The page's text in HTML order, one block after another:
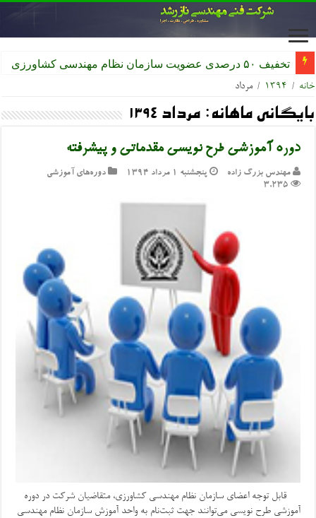
تخفیف ۵۰ درصدی عضویت سازمان نظام مهندسی کشاورزی
خانه / ۱۳۹۴ / مرداد
بایگانی ماهانه: مرداد ۱۳۹۴
دوره آموزشی طرح نویسی مقدماتی و پیشرفته
مهندس بزرگ زاده پنجشنبه ۱ مرداد ۱۳۹۴
دوره‌های آموزشی
3,235
قابل توجه اعضای سازمان نظام مهندسی کشاورزی، متقاضیان شرکت در دوره
آموزشی طرح نویسی می‌توانند جهت ثبت‌نام به واحد آموزش سازمان نظام مهندسی